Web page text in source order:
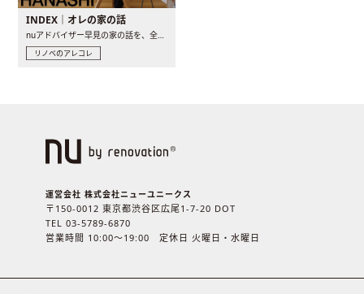
INDEX｜オレの家の話
nuアドバイザー早見の家の話を、全4話でお届け。リノベーションを..
リノベのアレコレ
運営会社 株式会社ニューユニークス
〒150-0012 東京都渋谷区広尾1-7-20 DOT
TEL 03-5789-6870
営業時間 10:00〜19:00 定休日 火曜日・水曜日